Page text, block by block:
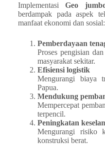
ImplementasiGeo
berdampak pada aspek
manfaat ekonomi dan sosial:
Pemberdayaan
Proses pengisian
masyarakat sekitar.
Efisiensi logistik
Mengurangi biaya
Papua.
Mendukung
Mempercepat
terpencil.
Peningkatan
Mengurangi risiko
konstruksi berat.